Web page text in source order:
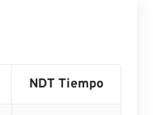
NDT Tiempo